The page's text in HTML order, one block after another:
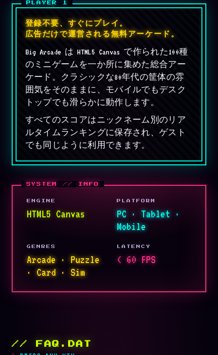
登録不要、すぐにプレイ。
広告だけで運営される無料アーケード。
Big Arcade は HTML5 Canvas で作られた100種
のミニゲームを一か所に集めた総合アー
ケード。クラシックな80年代の筐体の雰
囲気をそのままに、モバイルでもデスク
トップでも滑らかに動作します。
すべてのスコアはニックネーム別のリア
ルタイムランキングに保存され、ゲスト
でも同じように利用できます。
ENGINE
HTML5 Canvas
PLATFORM
PC · Tablet ·
Mobile
GENRES
Arcade · Puzzle
· Card · Sim
LATENCY
< 60 FPS
// FAQ.DAT